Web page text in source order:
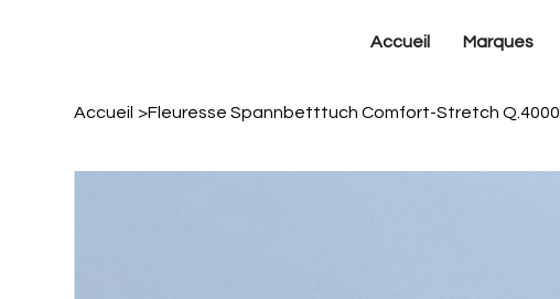
Accueil Marques
Accueil >Fleuresse Spannbetttuch Comfort-Stretch Q.4000